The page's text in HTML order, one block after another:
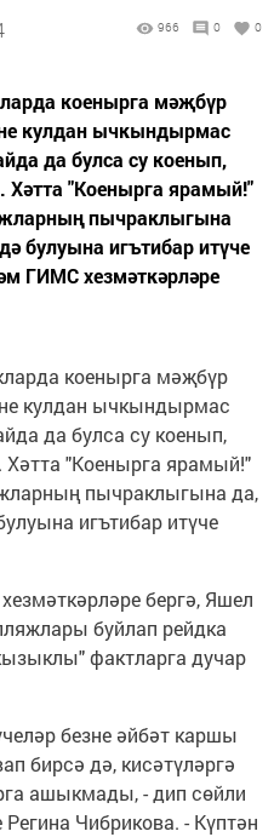
966 0 0
коенырга мәҗбүр
кулдан ычкындырмас
да булса су коенып,
"Коенырга ярамый!"
пычраклыгына
булуына игътибар итүче
ГИМС хезмәткәрләре
коенырга мәҗбүр
кулдан ычкындырмас
да булса су коенып,
"Коенырга ярамый!"
пычраклыгына да,
игътибар итүче
бергә, Яшел
буйлап рейдка
фактларга дучар
безне әйбәт каршы
бирсә дә, кисәтүләргә
ашыкмады, - дип сөйли
Чибрикова. - Күптән